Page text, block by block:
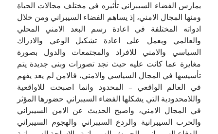
يمارس الفضاء السيبراني تأثيره في مختلف مجالات الحياة
ومنها المجال الامني، إذ يساهم الفضاء السيبراني ومن خلال
ادواته المختلفة في اعادة رسم البعد الامني المحلي
والعالمي ويعمل على اعادة تشكيل الوعي والادراك
السياسي والامني للافراد والمجتمعات والدول بصورة
مغايرة عما كانت عليه حيث نجد تصورات وبنى جديدة يتم
تأسيسها في المجال السياسي والامني، فالامن لم يعد يفهم
في العالم الواقعي – المحدود وانما اصبحت للاواقعية
واللامحدودية التي يشكلها الفضاء السيبراني حضورها المؤثر
في المجال الامني، واصبح الحديث عن الامن السيبراني
والحرب السيبرانية والردع السيبراني والهجوم السيبراني